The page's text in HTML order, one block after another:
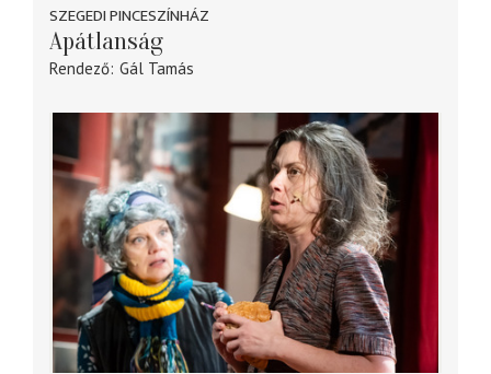
SZEGEDI PINCESZÍNHÁZ
Apátlanság
Rendező Gál Tamás